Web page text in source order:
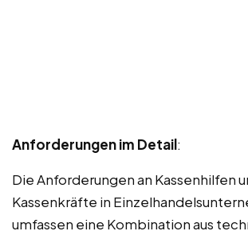
Anforderungen im Detail:
Die Anforderungen an Kassenhilfen
Kassenkräfte in
umfassen eine Kombination aus